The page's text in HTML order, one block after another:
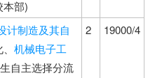
本部)
计制造及其自
机械电子工
自主选择分流
2 19000/4